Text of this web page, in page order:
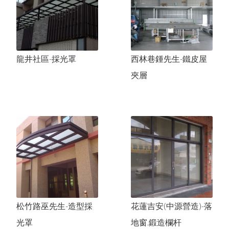
龍井湯先生-頂樓鐵皮屋
清水楊小姐-老屋包覆工程
龍井社區-採光罩
西林巷鍾先生-鐵皮屋
夾層
松竹路巫先生-造型採
光罩
花蓮吉安(中源營造)-落
地窗.鍛造欄杆